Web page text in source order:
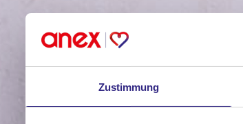
Zustimmung